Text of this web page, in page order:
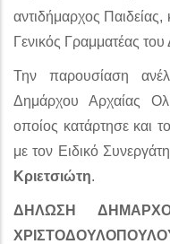
αντιδήμαρχος Παιδείας,
Γενικός Γραμματέας
Την παρουσίαση
Δημάρχου Αρχαίας
οποίος κατάρτησε και
με τον Ειδικό
Κριετσιώτη.
ΔΗΛΩΣΗ